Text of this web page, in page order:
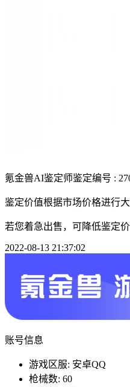
氪金兽AI鉴定师鉴定编号 :
鉴定价值根据市场价格进行
若您着急出售，可降低鉴定
2022-08-13 21:37:02
账号信息
游戏区服: 安卓QQ
枪械数: 60